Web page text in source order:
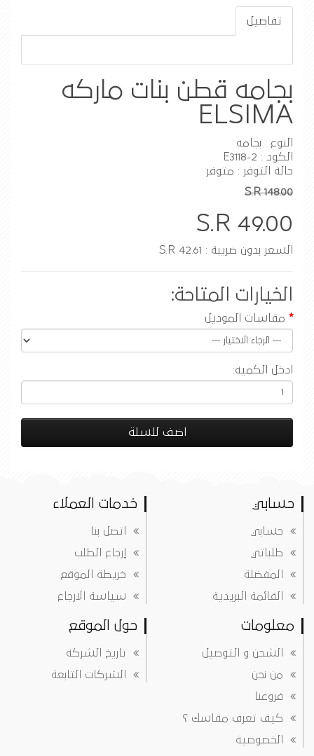
تفاصيل
بجامه قطن بنات ماركه
ELSIMA
النوع : بجامه
الكود : E3118-2
حالة التوفر : متوفر
S.R 148.00
S.R 49.00
السعر بدون ضريبة : S.R 42.61
الخيارات المتاحة:
مقاسات الموديل
ادخل الكمية:
اضف للسلة
حسابي
حسابي
طلباتي
المفضلة
القائمة البريدية
خدمات العملاء
اتصل بنا
إرجاع الطلب
خريطة الموقع
سياسة الارجاع
معلومات
الشحن و التوصيل
من نحن
فروعنا
كيف تعرف مقاسك ؟
الخصوصية
حول الموقع
تاريخ الشركة
الشركات التابعة